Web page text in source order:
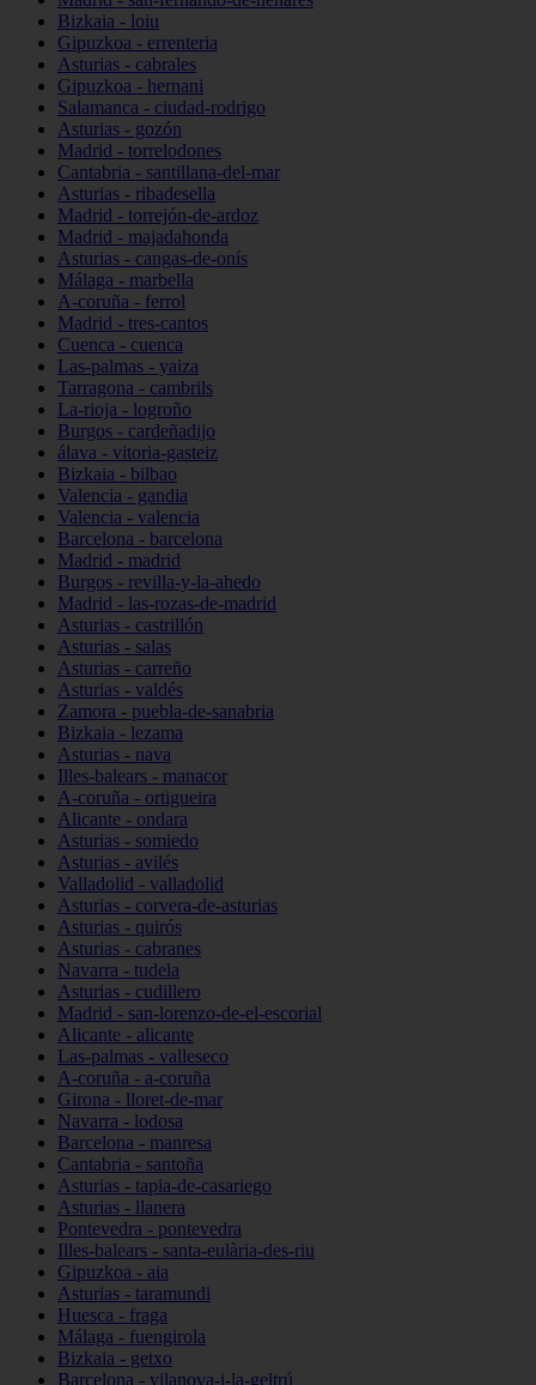
Bizkaia - loiu
Gipuzkoa - errenteria
Asturias - cabrales
Gipuzkoa - hernani
Salamanca - ciudad-rodrigo
Asturias - gozón
Madrid - torrelodones
Cantabria - santillana-del-mar
Asturias - ribadesella
Madrid - torrejón-de-ardoz
Madrid - majadahonda
Asturias - cangas-de-onís
Málaga - marbella
A-coruña - ferrol
Madrid - tres-cantos
Cuenca - cuenca
Las-palmas - yaiza
Tarragona - cambrils
La-rioja - logroño
Burgos - cardeñadijo
álava - vitoria-gasteiz
Bizkaia - bilbao
Valencia - gandia
Valencia - valencia
Barcelona - barcelona
Madrid - madrid
Burgos - revilla-y-la-ahedo
Madrid - las-rozas-de-madrid
Asturias - castrillón
Asturias - salas
Asturias - carreño
Asturias - valdés
Zamora - puebla-de-sanabria
Bizkaia - lezama
Asturias - nava
Illes-balears - manacor
A-coruña - ortigueira
Alicante - ondara
Asturias - somiedo
Asturias - avilés
Valladolid - valladolid
Asturias - corvera-de-asturias
Asturias - quirós
Asturias - cabranes
Navarra - tudela
Asturias - cudillero
Madrid - san-lorenzo-de-el-escorial
Alicante - alicante
Las-palmas - valleseco
A-coruña - a-coruña
Girona - lloret-de-mar
Navarra - lodosa
Barcelona - manresa
Cantabria - santoña
Asturias - tapia-de-casariego
Asturias - llanera
Pontevedra - pontevedra
Illes-balears - santa-eulària-des-riu
Gipuzkoa - aia
Asturias - taramundi
Huesca - fraga
Málaga - fuengirola
Bizkaia - getxo
Barcelona - vilanova-i-la-geltrú